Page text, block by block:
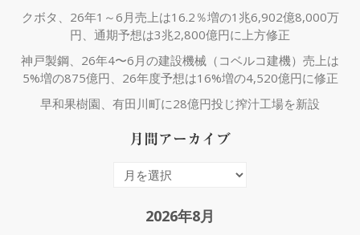
クボタ、26年1～6月売上は16.2％増の1兆6,902億8,000万
円、通期予想は3兆2,800億円に上方修正
神戸製鋼、26年4〜6月の建設機械（コベルコ建機）売上は
5%増の875億円、26年度予想は16%増の4,520億円に修正
早和果樹園、有田川町に28億円投じ搾汁工場を新設
月間アーカイブ
2026年8月